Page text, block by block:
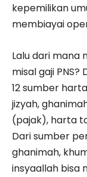
kepemilikan
membiayai
Lalu dari mana
misal gaji
12 sumber
jizyah,
(pajak), harta
Dari sumber
ghanimah,
insyaallah bisa